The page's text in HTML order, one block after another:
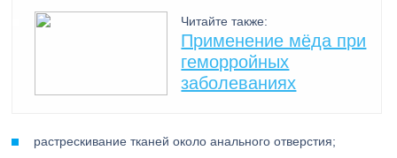
Читайте также:
Применение мёда при
геморройных
заболеваниях
растрескивание тканей около анального отверстия;